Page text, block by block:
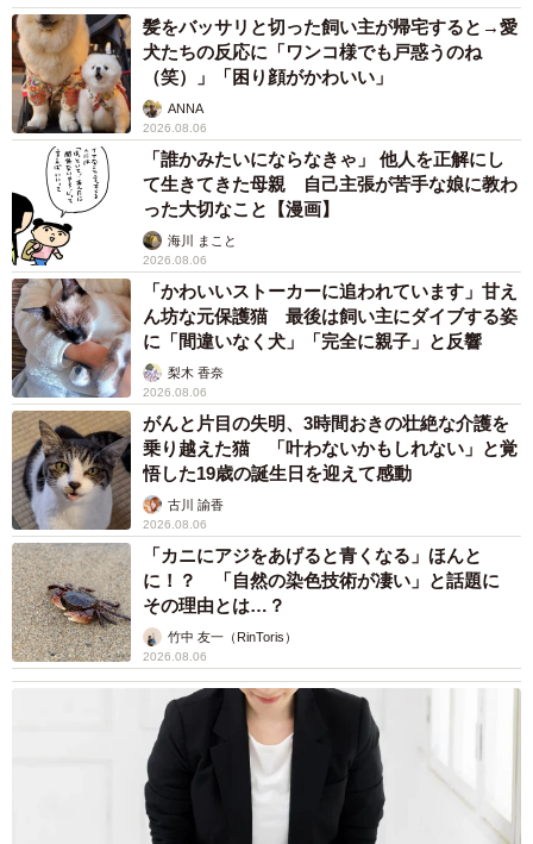
髪をバッサリと切った飼い主が帰宅すると→愛
犬たちの反応に「ワンコ様でも戸惑うのね
（笑）」「困り顔がかわいい」
ANNA
2026.08.06
「誰かみたいにならなきゃ」 他人を正解にし
て生きてきた母親 自己主張が苦手な娘に教わ
った大切なこと【漫画】
海川 まこと
2026.08.06
「かわいいストーカーに追われています」甘え
ん坊な元保護猫 最後は飼い主にダイブする姿
に「間違いなく犬」「完全に親子」と反響
梨木 香奈
2026.08.06
がんと片目の失明、3時間おきの壮絶な介護を
乗り越えた猫 「叶わないかもしれない」と覚
悟した19歳の誕生日を迎えて感動
古川 諭香
2026.08.06
「カニにアジをあげると青くなる」ほんと
に！？ 「自然の染色技術が凄い」と話題に
その理由とは…？
竹中 友一（RinToris）
2026.08.06